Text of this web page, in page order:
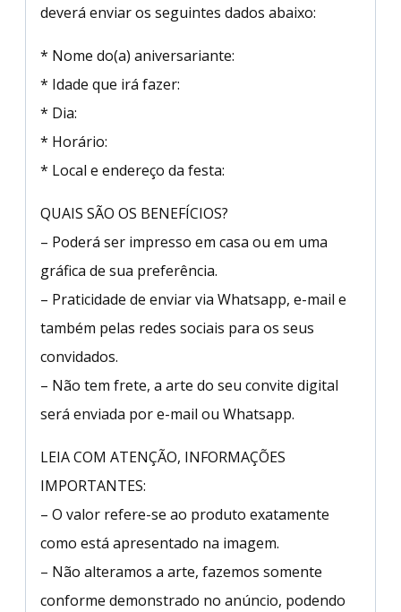
deverá enviar os seguintes dados abaixo:
* Nome do(a) aniversariante:
* Idade que irá fazer:
* Dia:
* Horário:
* Local e endereço da festa:
QUAIS SÃO OS BENEFÍCIOS?
– Poderá ser impresso em casa ou em uma
gráfica de sua preferência.
– Praticidade de enviar via Whatsapp, e-mail e
também pelas redes sociais para os seus
convidados.
– Não tem frete, a arte do seu convite digital
será enviada por e-mail ou Whatsapp.
LEIA COM ATENÇÃO, INFORMAÇÕES
IMPORTANTES:
– O valor refere-se ao produto exatamente
como está apresentado na imagem.
– Não alteramos a arte, fazemos somente
conforme demonstrado no anúncio, podendo